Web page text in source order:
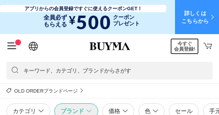
アプリからの会員登録ですぐに使えるクーポンGET！
全員必ず
もらえる ¥500 クーポン
プレゼント
詳しくは
こちらから
日本語
English
简体中文
繁體中文
今すぐ
会員登録!
OLD ORDERブランドページ
カテゴリ ブランド 価格 色 セール 手